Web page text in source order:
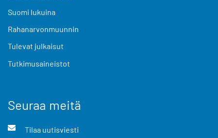
Suomi lukuina
Rahanarvonmuunnin
Tulevat julkaisut
Tutkimusaineistot
Seuraa meitä
Tilaa uutisviesti